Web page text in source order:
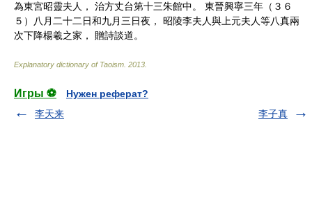
為東宮昭靈夫人， 治方丈台第十三朱館中。 東晉興寧三年（３６
５）八月二十二日和九月三日夜， 昭陵李夫人與上元夫人等八真兩
次下降楊羲之家， 贈詩談道。
Explanatory dictionary of Taoism 2013
Игры ⚽
Нужен реферат?
李天来
李子真